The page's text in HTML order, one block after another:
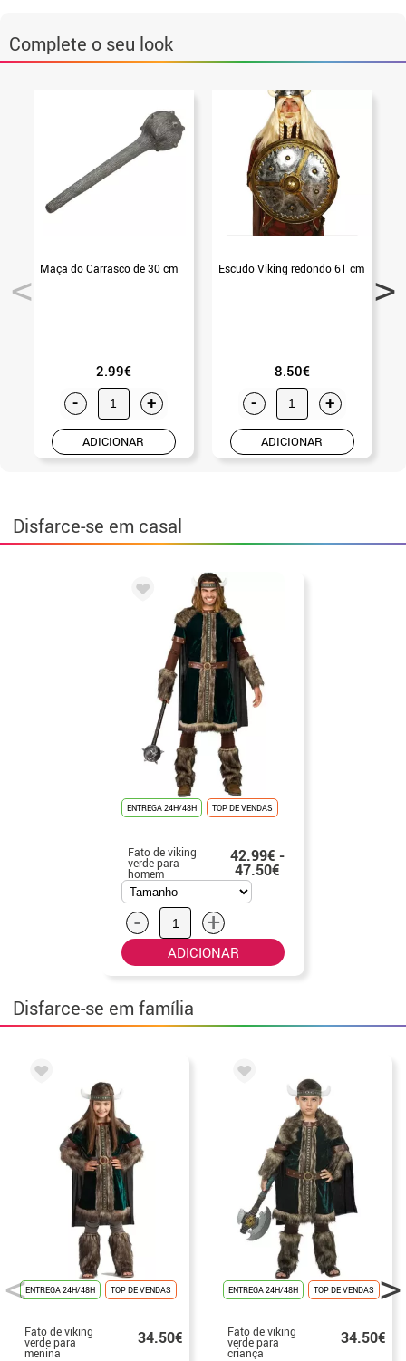
Complete o seu look
Maça do Carrasco de 30 cm
2.99€
- +
ADICIONAR
Escudo Viking redondo 61 cm
8.50€
- +
ADICIONAR
Disfarce-se em casal
ENTREGA 24H/48H TOP DE VENDAS
Fato de viking
verde para
homem
42.99€ -
47.50€
- +
ADICIONAR
Disfarce-se em família
ENTREGA 24H/48H TOP DE VENDAS
Fato de viking
verde para
menina
34.50€
ENTREGA 24H/48H TOP DE VENDAS
Fato de viking
verde para
criança
34.50€